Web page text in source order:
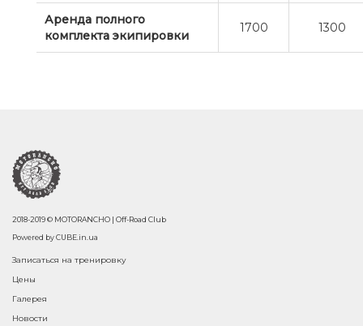
Аренда полного
комплекта экипировки
1700 1300
2018-2019 © MOTORANCHO | Off-Road Club
Powered byCUBE.in.ua
Записаться на тренировку
Цены
Галерея
Новости